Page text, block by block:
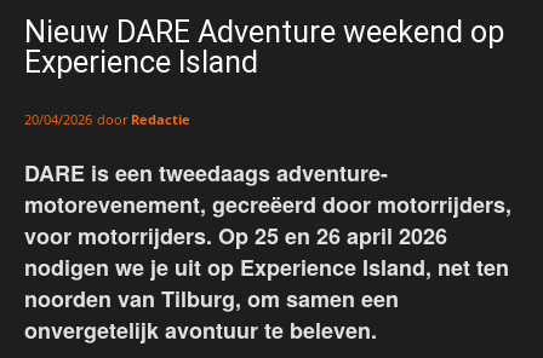
Nieuw DARE Adventure weekend op
Experience Island
20/04/2026 door Redactie
DARE is een tweedaags adventure-
motorevenement, gecreëerd door motorrijders,
voor motorrijders. Op 25 en 26 april 2026
nodigen we je uit op Experience Island, net ten
noorden van Tilburg, om samen een
onvergetelijk avontuur te beleven.